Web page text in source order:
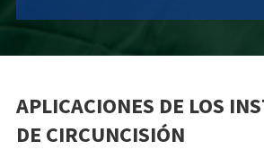
APLICACIONES DE LOS
DE CIRCUNCISIÓN